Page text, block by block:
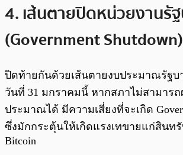
4. เส้นตายปิดหน่วยงานรั
(Government Shutdown)
ปิดท้ายกันด้วยเส้นตายงบประมาณรัฐบ
วันที่ 31 มกราคมนี้ หากสภาไม่สามารถ
ประมาณได้ มีความเสี่ยงที่จะเกิด
ซึ่งมักกระตุ้นให้เกิดแรงเทขายแก่สินทรั
Bitcoin